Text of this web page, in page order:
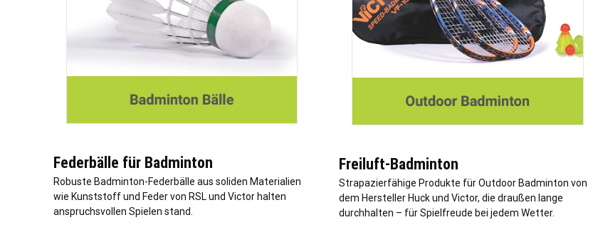
Federbälle für Badminton
Robuste Badminton-Federbälle aus soliden Materialien
wie Kunststoff und Feder von RSL und Victor halten
anspruchsvollen Spielen stand.
Freiluft-Badminton
Strapazierfähige Produkte für Outdoor Badminton von
dem Hersteller Huck und Victor, die draußen lange
durchhalten – für Spielfreude bei jedem Wetter.